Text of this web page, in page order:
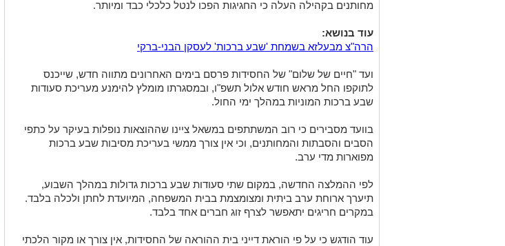
מחותנים בקהילה העלה כי החגיגות הפכו לנטל כלכלי כבד ומיותר.
עוד בנושא:
הרה"צ מבעלזא בשמחת 'שבע ברכות' לעסקן הבני-ברקי
ועד "חיים של שלום" של החסידות פרסם בימים האחרונים מתווה חדש, שייכנס
לתוקפו החל מראש חודש אלול תשפ"ו, ובמסגרתו מומלץ להימנע מעריכת סעודות
שבע ברכות המוניות במהלך ימי החול.
בוועד מסבירים כי רוב המשתתפים במשאל ציינו שההוצאות נופלות בעיקר על כתפי
הסבים והסבתות והמחותנים, וכי אין צורך ממשי בעריכת מסיבות שבע ברכות
מפוארות מדי ערב.
לפי ההמלצה החדשה, במקום שתי סעודות שבע ברכות גדולות במהלך השבוע,
תיערך ארוחת ערב ביתית ומצומצמת בבית המשפחה, המיועדת לחתן ולכלה בלבד.
במקרים חריגים יתאפשר לצרף זוג חברים אחד בלבד.
עוד הודגש כי על פי הוראת דייני בית ההוראה של החסידות, אין צורך או מקור הלכתי